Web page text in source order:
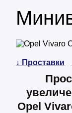
↓ Проставки
Opel